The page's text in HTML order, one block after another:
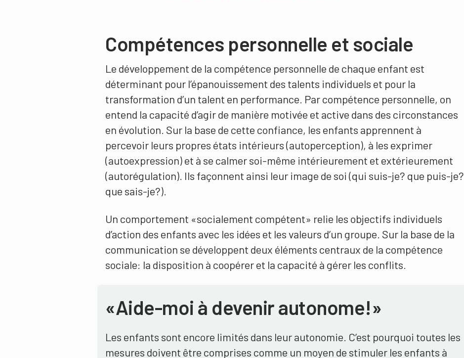
Compétences personnelle et sociale
Le développement de la compétence personnelle de chaque enfant est
déterminant pour l’épanouissement des talents individuels et pour la
transformation d’un talent en performance. Par compétence personnelle, on
entend la capacité d’agir de manière motivée et active dans des circonstances
en évolution. Sur la base de cette confiance, les enfants apprennent à
percevoir leurs propres états intérieurs (autoperception), à les exprimer
(autoexpression) et à se calmer soi-même intérieurement et extérieurement
(autorégulation). Ils façonnent ainsi leur image de soi (qui suis-je? que puis-je?
que sais-je?).
Un comportement «socialement compétent» relie les objectifs individuels
d’action des enfants avec les idées et les valeurs d’un groupe. Sur la base de la
communication se développent deux éléments centraux de la compétence
sociale: la disposition à coopérer et la capacité à gérer les conflits.
«Aide-moi à devenir autonome!»
Les enfants sont encore limités dans leur autonomie. C’est pourquoi toutes les
mesures doivent être comprises comme un moyen de stimuler les enfants à